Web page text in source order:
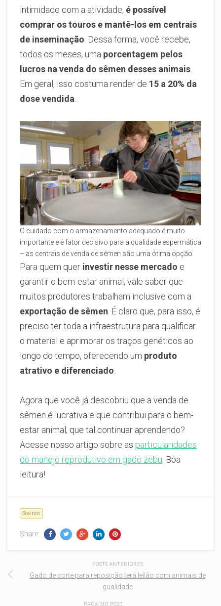
intimidade com a atividade, é possível
comprar os touros e mantê-los em centrais
de inseminação . Dessa forma, você recebe,
todos os meses, uma porcentagem pelos
lucros na venda do sêmen desses animais
Em geral, isso costuma render de 15 a 20% da
dose vendida
O cuidado com o armazenamento adequado é muito
importante e é fator decisivo para a qualidade espermática
– as centrais de venda de sêmen são uma ótima opção.
Para quem quer investir nesse mercado e
garantir o bem-estar animal, vale saber que
muitos produtores trabalham inclusive com a
exportação de sêmen. É claro que, para isso, é
preciso ter toda a infraestrutura para qualificar
o material e aprimorar os traços genéticos ao
longo do tempo, oferecendo um produto
atrativo e diferenciado.
Agora que você já descobriu que a venda de
sêmen é lucrativa e que contribui para o bem-
estar animal, que tal continuar aprendendo?
Acesse nosso artigo sobre as particularidades
do manejo reprodutivo em gado zebu. Boa
leitura!
Bovinos
Share:
POSTS ANTERIORES
Gado de corte para reposição terá leilão com animais de
qualidade
PRÓXIMO POST